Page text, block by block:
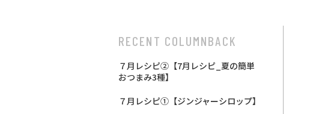
RECENT COLUMNBACK
７月レシピ②【7月レシピ_夏の簡単
おつまみ3種】
７月レシピ①【ジンジャーシロップ】